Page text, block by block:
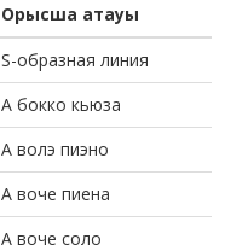
Орысша атауы
S-образная линия
А бокко кьюза
А волэ пиэно
А воче пиена
А воче соло